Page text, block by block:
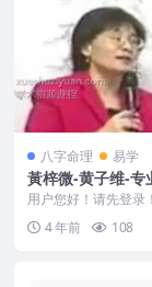
八字命理 易学
黃梓微-黄子维-专
视频4集免费下载
用户您好！请先登录
黃梓微-精进的八字
号： 221...
4 年前 108